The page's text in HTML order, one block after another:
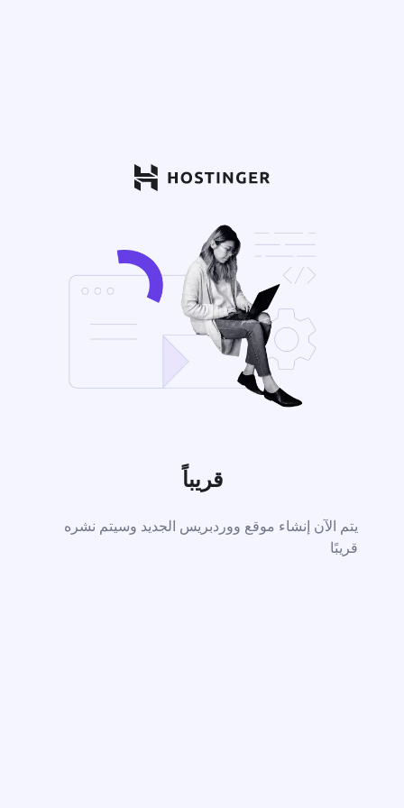
قريباً
يتم الآن إنشاء موقع ووردبريس الجديد وسيتم نشره
قريبًا